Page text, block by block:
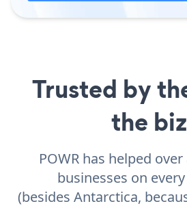
Trusted by
the
POWR has helped
businesses on
(besides Antarctica,